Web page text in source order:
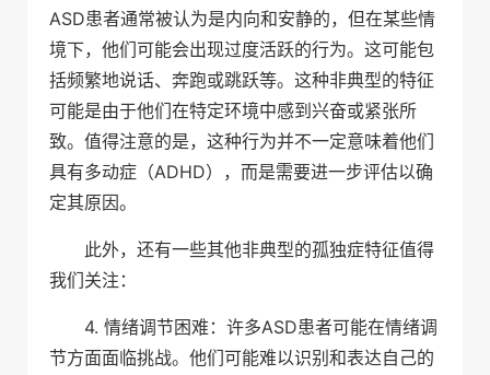
ASD患者通常被认为是内向和安静的，但在某些情
境下，他们可能会出现过度活跃的行为。这可能包
括频繁地说话、奔跑或跳跃等。这种非典型的特征
可能是由于他们在特定环境中感到兴奋或紧张所
致。值得注意的是，这种行为并不一定意味着他们
具有多动症（ADHD），而是需要进一步评估以确
定其原因。
此外，还有一些其他非典型的孤独症特征值得
我们关注：
4. 情绪调节困难：许多ASD患者可能在情绪调
节方面面临挑战。他们可能难以识别和表达自己的